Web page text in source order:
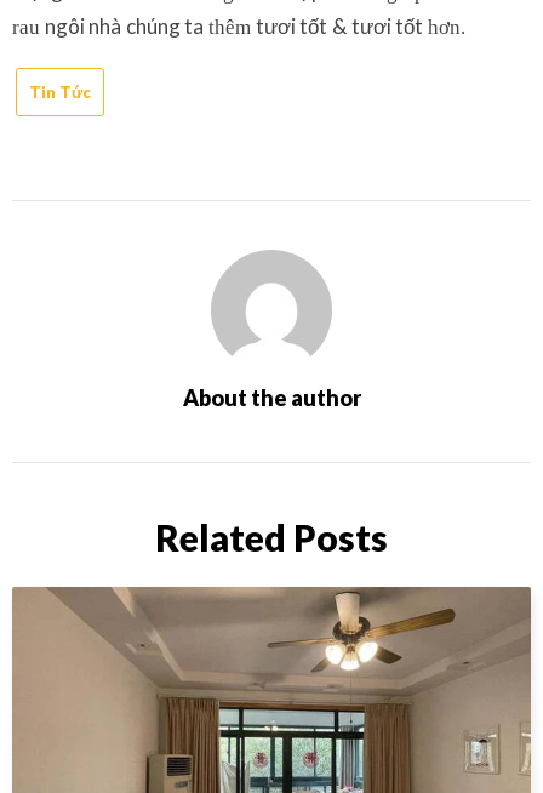
rau ngôi nhà chúng ta thêm tươi tốt &tươi tốt hơn.
Tin Tức
About the author
Related Posts